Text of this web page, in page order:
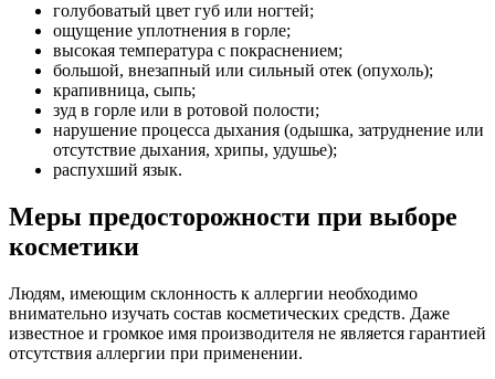
голубоватый цвет губ или ногтей;
ощущение уплотнения в горле;
высокая температура с покраснением;
большой, внезапный или сильный отек (опухоль);
крапивница, сыпь;
зуд в горле или в ротовой полости;
нарушение процесса дыхания (одышка, затруднение или
отсутствие дыхания, хрипы, удушье);
распухший язык.
Меры предосторожности при выборе
косметики
Людям, имеющим склонность к аллергии необходимо
внимательно изучать состав косметических средств. Даже
известное и громкое имя производителя не является гарантией
отсутствия аллергии при применении.